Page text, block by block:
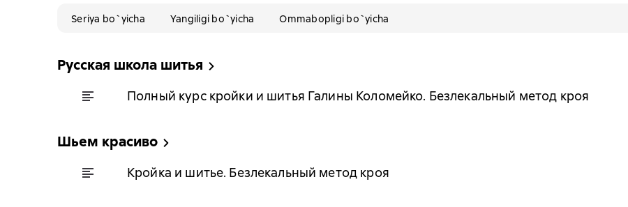
Seriya bo`yicha Yangiligi bo`yicha Ommabopligi bo`yicha
Русская школа шитья
Полный курс кройки и шитья Галины Коломейко. Безлекальный метод кроя
Шьем красиво
Кройка и шитье. Безлекальный метод кроя